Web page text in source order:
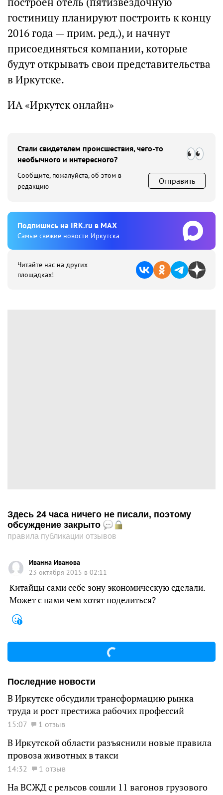
гостиницу планируют построить к концу
2016 года — прим. ред.), и начнут
присоединяться компании, которые
будут открывать свои представительства
в Иркутске.
ИА «Иркутск онлайн»
Стали свидетелем происшествия, чего-то
необычного и интересного?
Сообщите, пожалуйста, об этом в
редакцию
Отправить
Подпишиcь на IRK.ru в MAX
Cамые свежие новости Иркутска
Читайте нас на других
площадках!
Здесь 24 часа ничего не писали, поэтому
обсуждение закрыто
правила публикации отзывов
Иванна Иванова
23 октября 2015 в 02:11
Китайцы сами себе зону экономическую сделали.
Может с нами чем хотят поделиться?
Последние новости
В Иркутске обсудили трансформацию рынка
труда и рост престижа рабочих профессий
15:07 1 отзыв
В Иркутской области разъяснили новые правила
провоза животных в такси
14:32 1 отзыв
На ВСЖД с рельсов сошли 11 вагонов грузового